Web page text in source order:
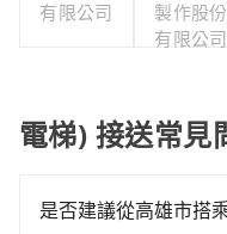
有限公司
製作股份
有限公司
電梯) 接送常見
是否建議從高雄市搭